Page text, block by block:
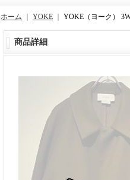
ホーム YOKE YOKE（ヨーク）
商品詳細